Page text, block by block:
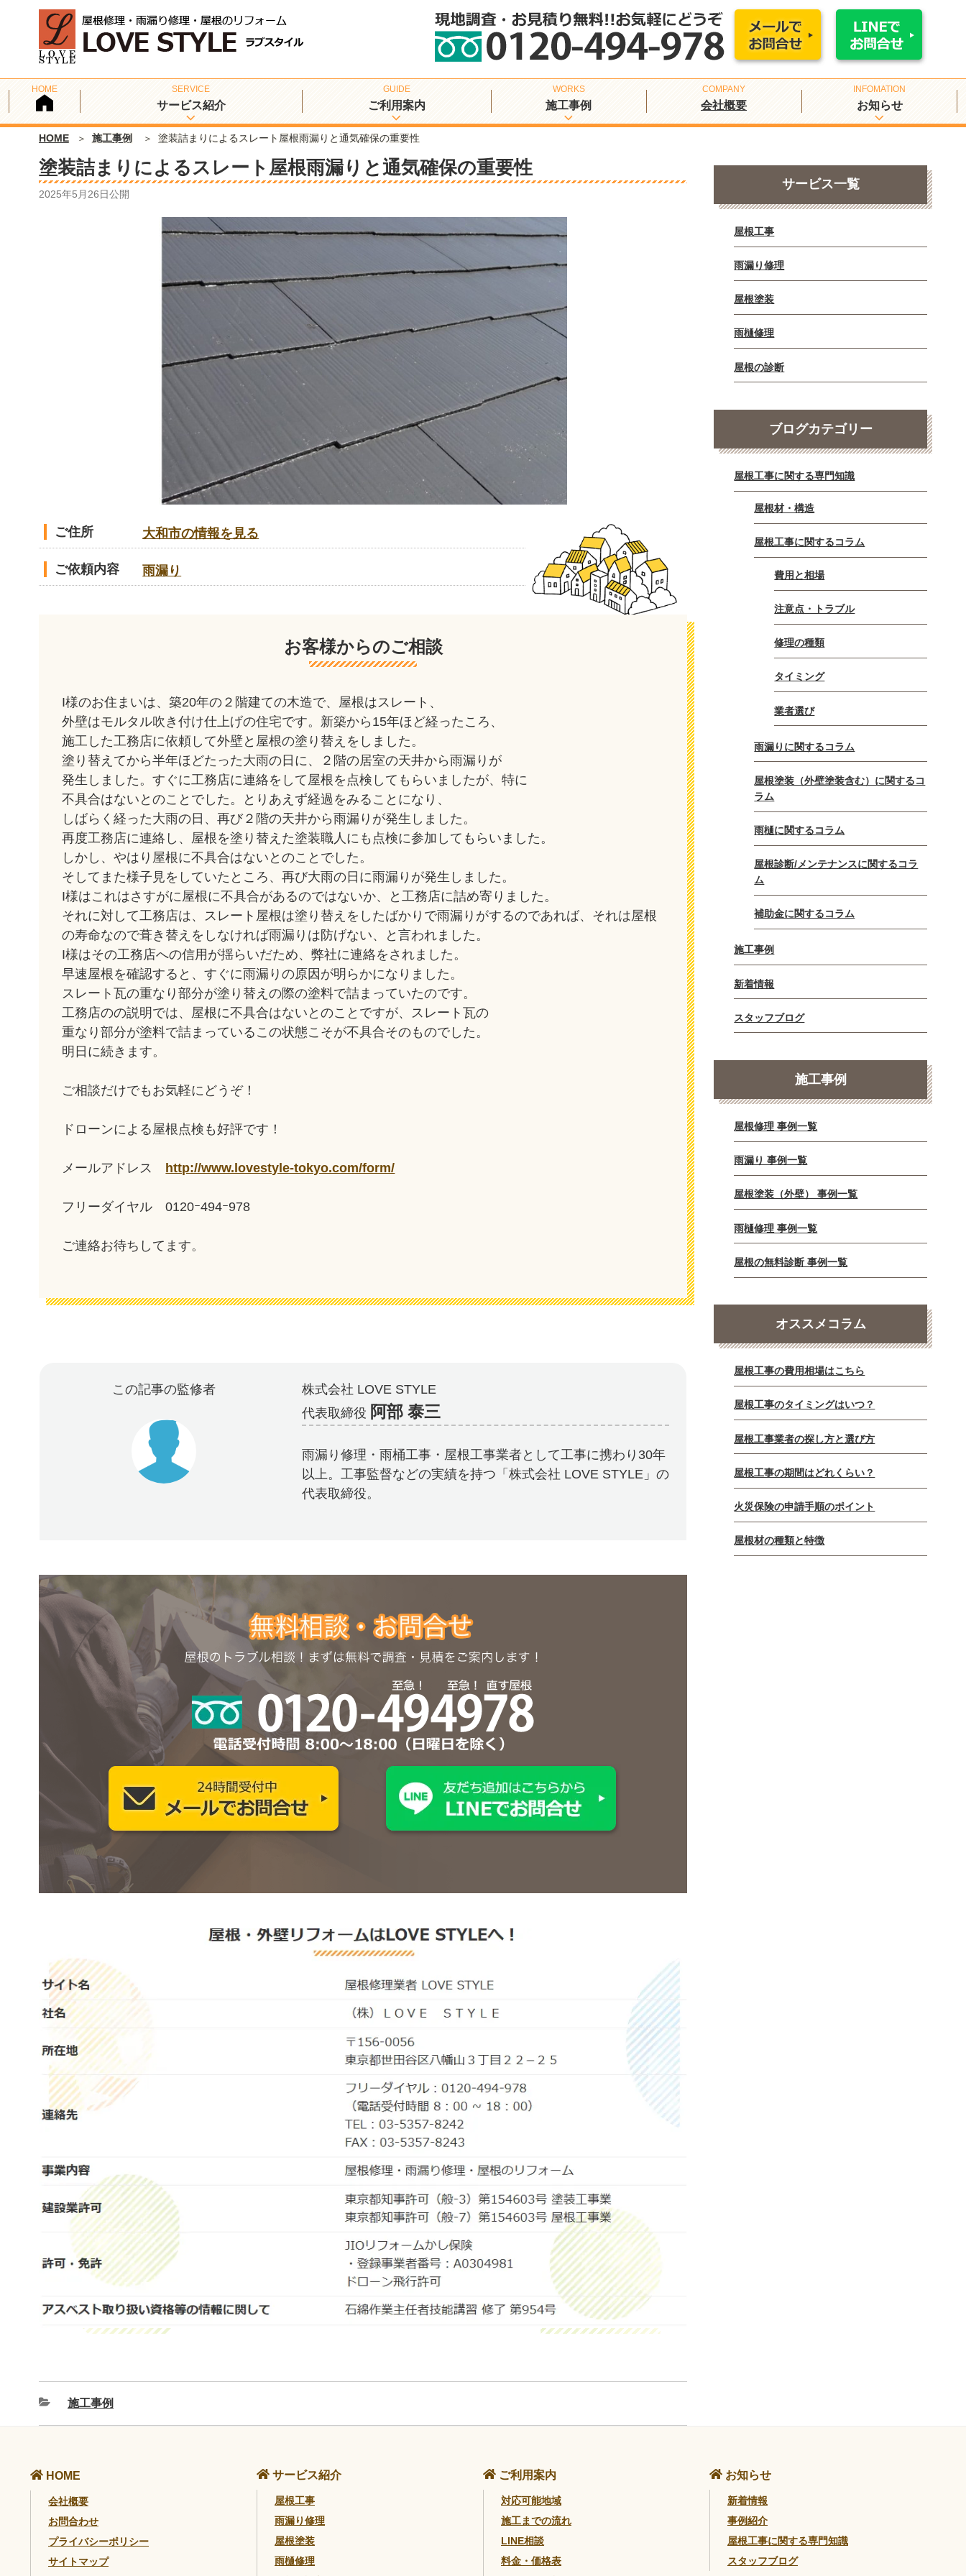
サービス紹介 ご利用案内 施工事例 会社概要 お知らせ
HOME 施工事例 塗装詰まりによるスレート屋根雨漏りと通気確保の重要性
塗装詰まりによるスレート屋根雨漏りと通気確保の重要性
2025年5月26日公開
ご住所 大和市の情報を見る
ご依頼内容 雨漏り
お客様からのご相談
I様のお住まいは、築20年の２階建ての木造で、屋根はスレート、
外壁はモルタル吹き付け仕上げの住宅です。新築から15年ほど経ったころ、
施工した工務店に依頼して外壁と屋根の塗り替えをしました。
塗り替えてから半年ほどたった大雨の日に、２階の居室の天井から雨漏りが
発生しました。すぐに工務店に連絡をして屋根を点検してもらいましたが、特に
不具合はないとのことでした。とりあえず経過をみることになり、
しばらく経った大雨の日、再び２階の天井から雨漏りが発生しました。
再度工務店に連絡し、屋根を塗り替えた塗装職人にも点検に参加してもらいました。
しかし、やはり屋根に不具合はないとのことでした。
そしてまた様子見をしていたところ、再び大雨の日に雨漏りが発生しました。
I様はこれはさすがに屋根に不具合があるのではないか、と工務店に詰め寄りました。
それに対して工務店は、スレート屋根は塗り替えをしたばかりで雨漏りがするのであれば、それは屋根
の寿命なので葺き替えをしなければ雨漏りは防げない、と言われました。
I様はその工務店への信用が揺らいだため、弊社に連絡をされました。
早速屋根を確認すると、すぐに雨漏りの原因が明らかになりました。
スレート瓦の重なり部分が塗り替えの際の塗料で詰まっていたのです。
工務店のの説明では、屋根に不具合はないとのことですが、スレート瓦の
重なり部分が塗料で詰まっているこの状態こそが不具合そのものでした。
明日に続きます。
ご相談だけでもお気軽にどうぞ！
ドローンによる屋根点検も好評です！
メールアドレス http://www.lovestyle-tokyo.com/form/
フリーダイヤル 0120ｰ494ｰ978
ご連絡お待ちしてます。
この記事の監修者
株式会社 LOVE STYLE
代表取締役 阿部 泰三
雨漏り修理・雨桶工事・屋根工事業者として工事に携わり30年
以上。工事監督などの実績を持つ「株式会社 LOVE STYLE」の
代表取締役。
施工事例
サービス一覧
屋根工事
雨漏り修理
屋根塗装
雨樋修理
屋根の診断
ブログカテゴリー
屋根工事に関する専門知識
屋根材・構造
屋根工事に関するコラム
費用と相場
注意点・トラブル
修理の種類
タイミング
業者選び
雨漏りに関するコラム
屋根塗装（外壁塗装含む）に関するコ
ラム
雨樋に関するコラム
屋根診断/メンテナンスに関するコラ
ム
補助金に関するコラム
施工事例
新着情報
スタッフブログ
施工事例
屋根修理 事例一覧
雨漏り 事例一覧
屋根塗装（外壁） 事例一覧
雨樋修理 事例一覧
屋根の無料診断 事例一覧
オススメコラム
屋根工事の費用相場はこちら
屋根工事のタイミングはいつ？
屋根工事業者の探し方と選び方
屋根工事の期間はどれくらい？
火災保険の申請手順のポイント
屋根材の種類と特徴
HOME
会社概要
お問合わせ
プライバシーポリシー
サイトマップ
サービス紹介
屋根工事
雨漏り修理
屋根塗装
雨樋修理
ご利用案内
対応可能地域
施工までの流れ
LINE相談
料金・価格表
お知らせ
新着情報
事例紹介
屋根工事に関する専門知識
スタッフブログ